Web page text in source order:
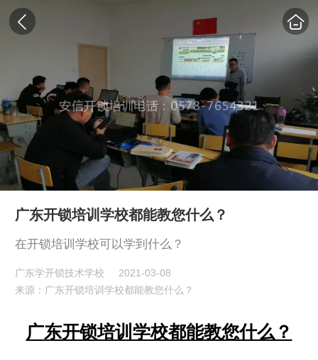
广东开锁培训学校都能教您什么？
在开锁培训学校可以学到什么？
广东学开锁技术学校
2021-03-08
来源：广东开锁培训学校都能教您什么？
广东开锁培训学校都能教您什么？